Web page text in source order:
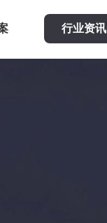
行业资讯